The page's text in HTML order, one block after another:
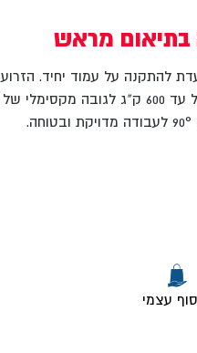
בתיאום מראש
(4.7 ק"ג בלבד) המיועדת להתקנה על עמוד יחיד. הזרוע
עצמי